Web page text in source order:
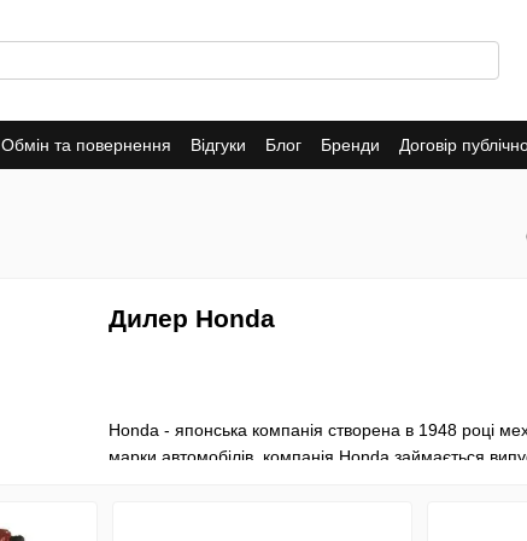
Обмін та повернення Відгуки Блог Бренди Договір
Дилер Honda
Honda - японська компанія створена в 1948 році
марки автомобілів, компанія Honda займається